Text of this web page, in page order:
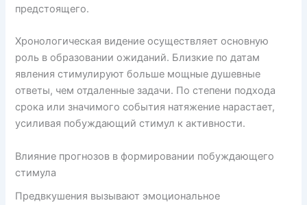
предстоящего.
Хронологическая видение осуществляет основную
роль в образовании ожиданий. Близкие по датам
явления стимулируют больше мощные душевные
ответы, чем отдаленные задачи. По степени подхода
срока или значимого события натяжение нарастает,
усиливая побуждающий стимул к активности.
Влияние прогнозов в формировании побуждающего
стимула
Предвкушения вызывают эмоциональное